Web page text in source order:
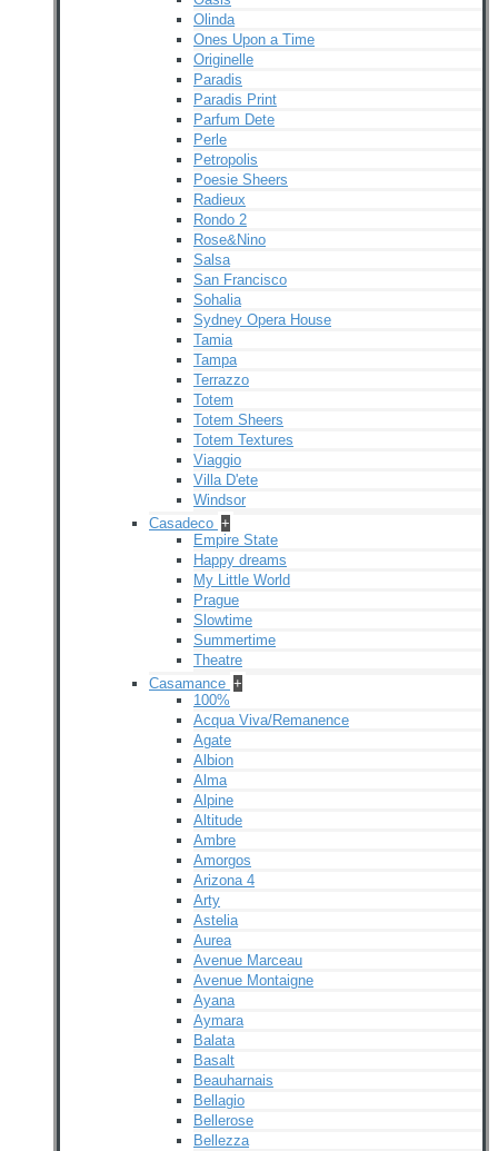
Olinda
Ones Upon a Time
Originelle
Paradis
Paradis Print
Parfum Dete
Perle
Petropolis
Poesie Sheers
Radieux
Rondo 2
Rose&Nino
Salsa
San Francisco
Sohalia
Sydney Opera House
Tamia
Tampa
Terrazzo
Totem
Totem Sheers
Totem Textures
Viaggio
Villa D'ete
Windsor
Casadeco +
Empire State
Happy dreams
My Little World
Prague
Slowtime
Summertime
Theatre
Casamance +
100%
Acqua Viva/Remanence
Agate
Albion
Alma
Alpine
Altitude
Ambre
Amorgos
Arizona 4
Arty
Astelia
Aurea
Avenue Marceau
Avenue Montaigne
Ayana
Aymara
Balata
Basalt
Beauharnais
Bellagio
Bellerose
Bellezza